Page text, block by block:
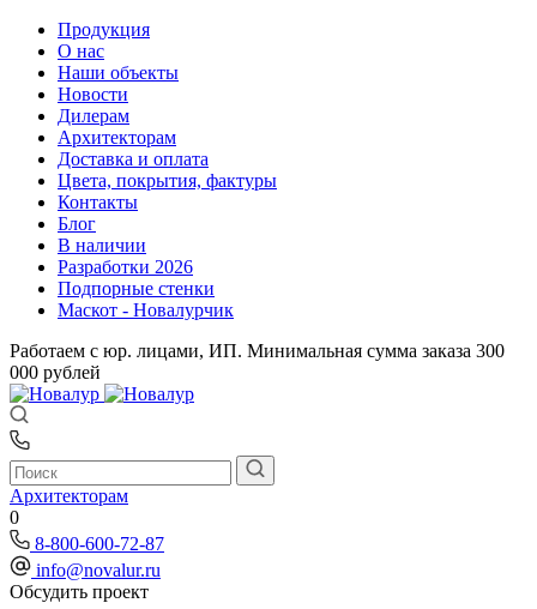
Продукция
О нас
Наши объекты
Новости
Дилерам
Архитекторам
Доставка и оплата
Цвета, покрытия, фактуры
Контакты
Блог
В наличии
Разработки 2026
Подпорные стенки
Маскот - Новалурчик
Работаем с юр. лицами, ИП. Минимальная сумма заказа 300
000 рублей
Архитекторам
0
8-800-600-72-87
info@novalur.ru
Обсудить проект